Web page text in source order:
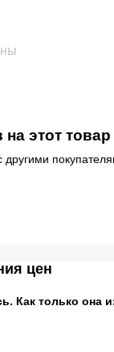
этот товар
цен
Как только она